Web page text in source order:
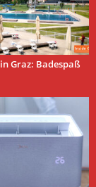
Graz: Badespaß